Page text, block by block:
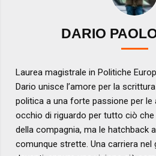
DARIO
Laurea magistrale in Politiche
Dario unisce l’amore per la
politica a una forte passione per le
occhio di riguardo per tutto ciò che
della compagnia, ma le hatchback
comunque strette. Una carriera